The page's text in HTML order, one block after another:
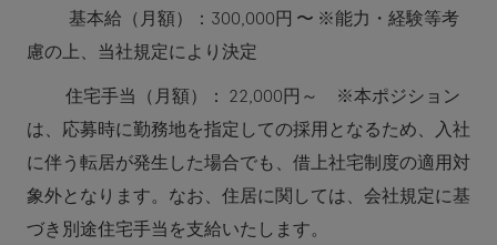
基本給（月額）：300,000円 〜 ※能力・経験等考
慮の上、当社規定により決定
住宅手当（月額）： 22,000円～ ※本ポジション
は、応募時に勤務地を指定しての採用となるため、入社
に伴う転居が発生した場合でも、借上社宅制度の適用対
象外となります。なお、住居に関しては、会社規定に基
づき別途住宅手当を支給いたします。